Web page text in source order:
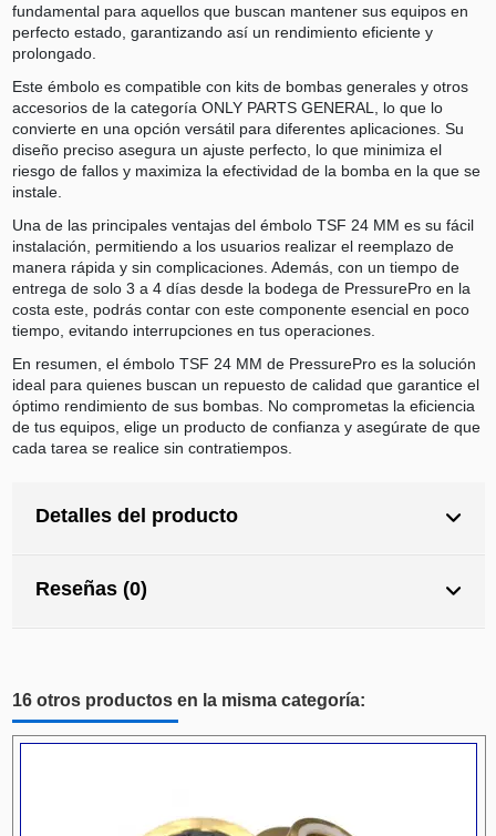
fundamental para aquellos que buscan mantener sus equipos en
perfecto estado, garantizando así un rendimiento eficiente y
prolongado.
Este émbolo es compatible con kits de bombas generales y otros
accesorios de la categoría ONLY PARTS GENERAL, lo que lo
convierte en una opción versátil para diferentes aplicaciones. Su
diseño preciso asegura un ajuste perfecto, lo que minimiza el
riesgo de fallos y maximiza la efectividad de la bomba en la que se
instale.
Una de las principales ventajas del émbolo TSF 24 MM es su fácil
instalación, permitiendo a los usuarios realizar el reemplazo de
manera rápida y sin complicaciones. Además, con un tiempo de
entrega de solo 3 a 4 días desde la bodega de PressurePro en la
costa este, podrás contar con este componente esencial en poco
tiempo, evitando interrupciones en tus operaciones.
En resumen, el émbolo TSF 24 MM de PressurePro es la solución
ideal para quienes buscan un repuesto de calidad que garantice el
óptimo rendimiento de sus bombas. No comprometas la eficiencia
de tus equipos, elige un producto de confianza y asegúrate de que
cada tarea se realice sin contratiempos.
Detalles del producto
Reseñas (0)
16 otros productos en la misma categoría: